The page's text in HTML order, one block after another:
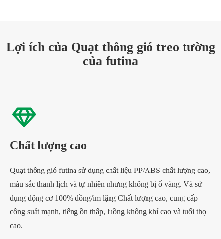
Lợi ích của Quạt thông gió treo tường
của futina
Chất lượng cao
Quạt thông gió futina sử dụng chất liệu PP/ABS chất lượng cao,
màu sắc thanh lịch và tự nhiên nhưng không bị ố vàng. Và sử
dụng động cơ 100% đồng/im lặng Chất lượng cao, cung cấp
công suất mạnh, tiếng ồn thấp, luồng không khí cao và tuổi thọ
cao.